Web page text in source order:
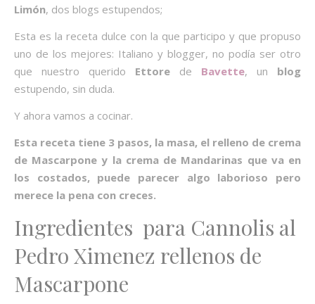
Limón, dos blogs estupendos;
Esta es la receta dulce con la que participo y que propuso
uno de los mejores: Italiano y blogger, no podía ser otro
que nuestro querido Ettore de Bavette, un blog
estupendo, sin duda.
Y ahora vamos a cocinar.
Esta receta tiene 3 pasos, la masa, el relleno de crema
de Mascarpone y la crema de Mandarinas que va en
los costados, puede parecer algo laborioso pero
merece la pena con creces.
Ingredientes para Cannolis al
Pedro Ximenez rellenos de
Mascarpone